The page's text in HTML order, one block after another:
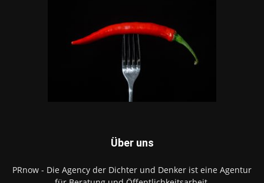
Über uns
PRnow - Die Agency der Dichter und Denker ist eine Agentur